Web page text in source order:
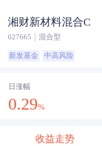
湘财新材料混合C
027665 混合型
新发基金 中高风险
日涨幅
0.29%
收益走势